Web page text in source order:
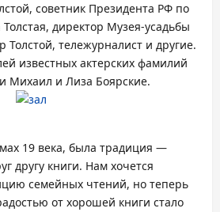
советник Президента РФ по
Толстая, директор Музея-усадьбы
Толстой, тележурналист и другие.
известных актерских фамилий
Михаил и Лиза Боярские.
19 века, была традиция —
другу книги. Нам хочется
семейных чтений, но теперь
от хорошей книги стало